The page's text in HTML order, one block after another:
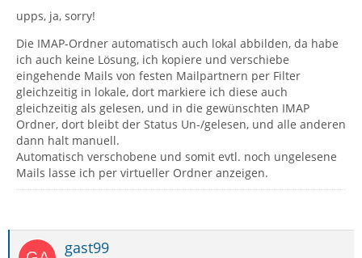
upps, ja, sorry!
Die IMAP-Ordner automatisch auch lokal abbilden, da habe
ich auch keine Lösung, ich kopiere und verschiebe
eingehende Mails von festen Mailpartnern per Filter
gleichzeitig in lokale, dort markiere ich diese auch
gleichzeitig als gelesen, und in die gewünschten IMAP
Ordner, dort bleibt der Status Un-/gelesen, und alle anderen
dann halt manuell.
Automatisch verschobene und somit evtl. noch ungelesene
Mails lasse ich per virtueller Ordner anzeigen.
gast99